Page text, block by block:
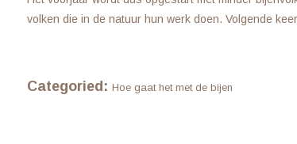
volken die in de natuur hun werk doen. Volgende
Categoried: Hoe gaat het met de bijen